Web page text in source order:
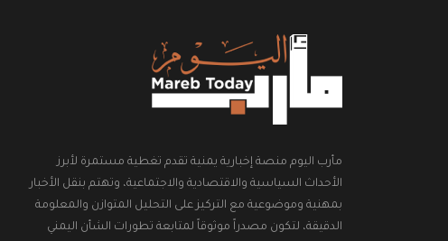
مأرب اليوم منصة إخبارية يمنية تقدم تغطية مستمرة لأبرز
الأحداث السياسية والاقتصادية والاجتماعية، وتهتم بنقل الأخبار
بمهنية وموضوعية مع التركيز على التحليل المتوازن والمعلومة
الدقيقة، لتكون مصدراً موثوقاً لمتابعة تطورات الشأن اليمني